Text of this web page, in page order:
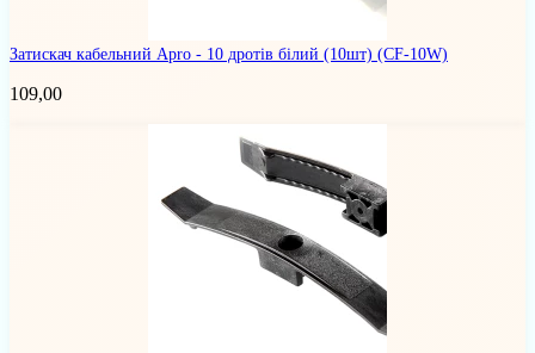
Затискач кабельний Apro - 10 дротів білий (10шт) (CF-10W)
109,00